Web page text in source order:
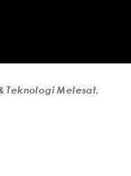
Teknologi Melesat,